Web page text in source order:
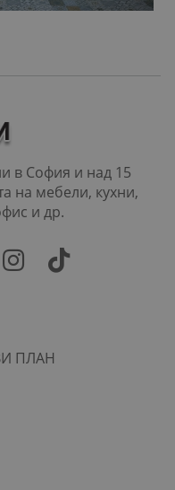
в София и над 15
и др.
ПЛАН